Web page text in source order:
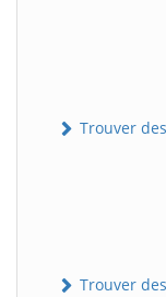
Trouver
Trouver